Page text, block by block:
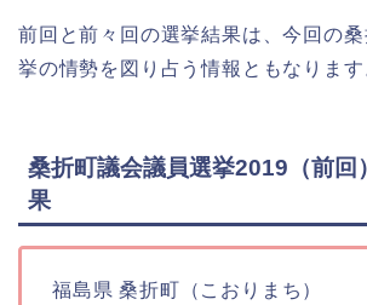
前回と前々回の選挙結果は、今回の
挙の情勢を図り占う情報ともなります
桑折町議会議員選挙2019（前回
果
福島県 桑折町（こおりまち）